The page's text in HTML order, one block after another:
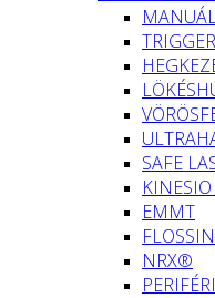
SAFE
EMMT
NRX®